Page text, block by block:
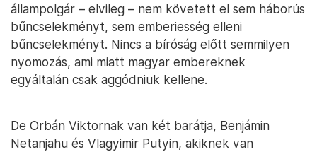
állampolgár – elvileg – nem követett el sem háborús
bűncselekményt, sem emberiesség elleni
bűncselekményt. Nincs a bíróság előtt semmilyen
nyomozás, ami miatt magyar embereknek
egyáltalán csak aggódniuk kellene.
De Orbán Viktornak van két barátja, Benjámin
Netanjahu és Vlagyimir Putyin, akiknek van